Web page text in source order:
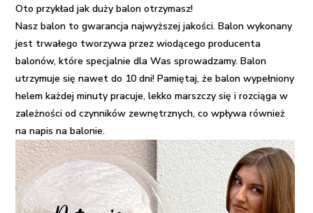
Oto przykład jak duży balon otrzymasz!
Nasz balon to gwarancja najwyższej jakości. Balon wykonany
jest trwałego tworzywa przez wiodącego producenta
balonów, które specjalnie dla Was sprowadzamy. Balon
utrzymuje się nawet do 10 dni! Pamiętaj, że balon wypełniony
helem każdej minuty pracuje, lekko marszczy się i rozciąga w
zależności od czynników zewnętrznych, co wpływa również
na napis na balonie.